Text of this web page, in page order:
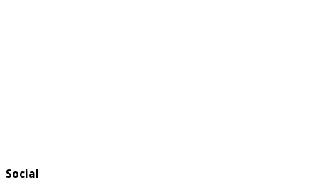
Social